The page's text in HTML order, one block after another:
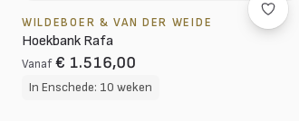
WILDEBOER & VAN DER WEIDE
Hoekbank Rafa
Vanaf € 1.516,00
In Enschede: 10 weken